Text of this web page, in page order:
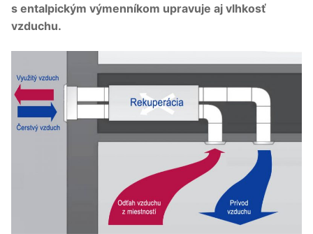
s entalpickým výmenníkom upravuje aj vlhkosť
vzduchu.